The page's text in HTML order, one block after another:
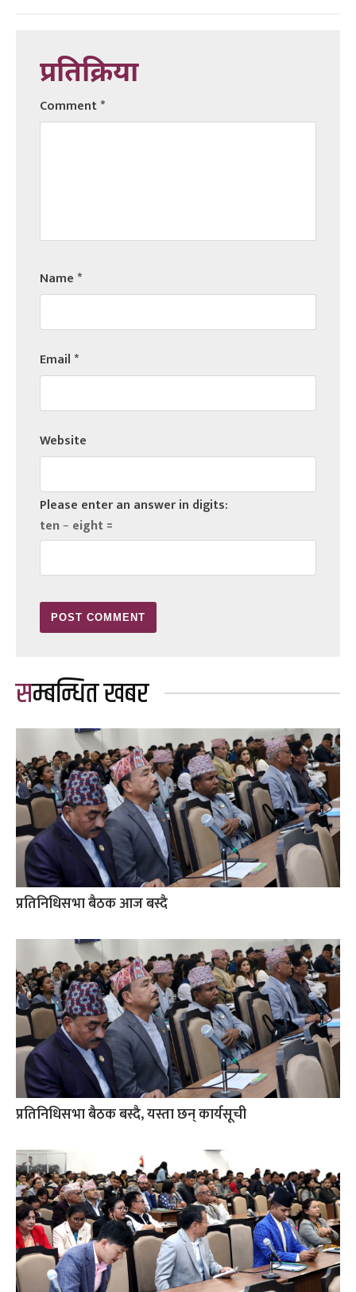
प्रतिक्रिया
Comment*
Name*
Email*
Website
Please enter an answer in digits:
ten − eight =
सम्बन्धित खबर
प्रतिनिधिसभा बैठक आज बस्दै
प्रतिनिधिसभा बैठक बस्दै, यस्ता छन् कार्यसूची